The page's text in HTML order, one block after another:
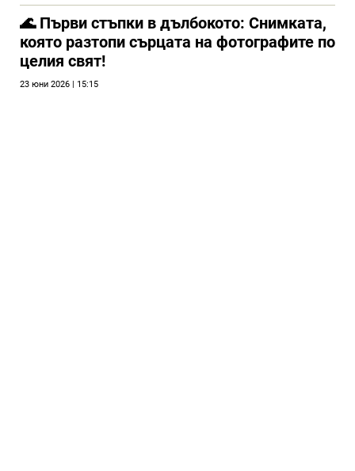
🌊 Първи стъпки в дълбокото: Снимката,
която разтопи сърцата на фотографите по
целия свят!
23 юни 2026 | 15:15